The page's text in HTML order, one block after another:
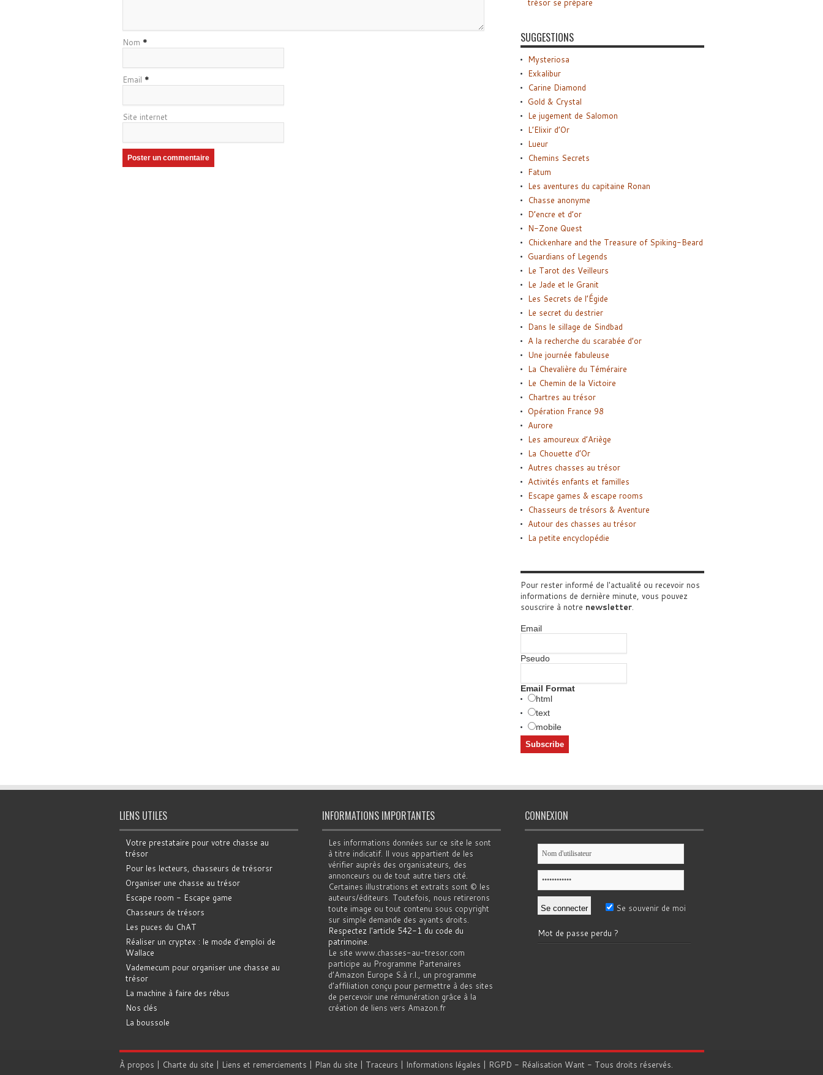
Nom *
Email *
Site internet
trésor se prépare
SUGGESTIONS
Mysteriosa
Exkalibur
Carine Diamond
Gold & Crystal
Le jugement de Salomon
L’Elixir d’Or
Lueur
Chemins Secrets
Fatum
Les aventures du capitaine Ronan
Chasse anonyme
D’encre et d’or
N-Zone Quest
Chickenhare and the Treasure of Spiking-Beard
Guardians of Legends
Le Tarot des Veilleurs
Le Jade et le Granit
Les Secrets de l’Égide
Le secret du destrier
Dans le sillage de Sindbad
A la recherche du scarabée d’or
Une journée fabuleuse
La Chevalière du Téméraire
Le Chemin de la Victoire
Chartres au trésor
Opération France 98
Aurore
Les amoureux d’Ariège
La Chouette d’Or
Autres chasses au trésor
Activités enfants et familles
Escape games & escape rooms
Chasseurs de trésors & Aventure
Autour des chasses au trésor
La petite encyclopédie
Pour rester informé de l'actualité ou recevoir nos
informations de dernière minute, vous pouvez
souscrire à notre newsletter.
Email
Pseudo
Email Format
html
text
mobile
LIENS UTILES
Votre prestataire pour votre chasse au
trésor
Pour les lecteurs, chasseurs de trésorsr
Organiser une chasse au trésor
Escape room - Escape game
Chasseurs de trésors
Les puces du ChAT
Réaliser un cryptex : le mode d'emploi de
Wallace
Vademecum pour organiser une chasse au
trésor
La machine à faire des rébus
Nos clés
La boussole
INFORMATIONS IMPORTANTES
Les informations données sur ce site le sont
à titre indicatif. Il vous appartient de les
vérifier auprès des organisateurs, des
annonceurs ou de tout autre tiers cité.
Certaines illustrations et extraits sont © les
auteurs/éditeurs. Toutefois, nous retirerons
toute image ou tout contenu sous copyright
sur simple demande des ayants droits.
Respectez l'article 542-1 du code du
patrimoine.
Le site www.chasses-au-tresor.com
participe au Programme Partenaires
d’Amazon Europe S.à r.l., un programme
d’affiliation conçu pour permettre à des sites
de percevoir une rémunération grâce à la
création de liens vers Amazon.fr
CONNEXION
Se souvenir de moi
Mot de passe perdu ?
À propos | Charte du site | Liens et remerciements | Plan du site | Traceurs | Informations légales | RGPD - Réalisation Want - Tous droits réservés.